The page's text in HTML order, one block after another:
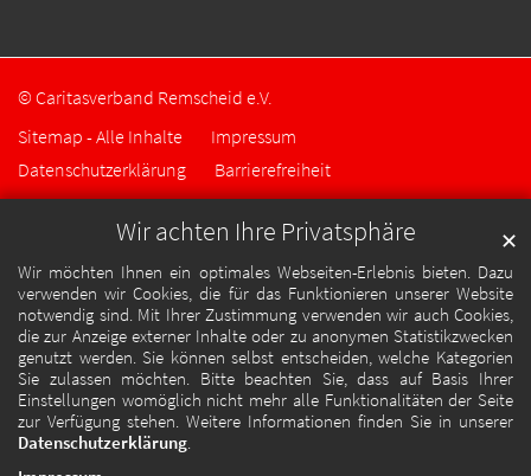
Wir achten Ihre Privatsphäre
Wir möchten Ihnen ein optimales Webseiten-Erlebnis bieten. Dazu
verwenden wir Cookies, die für das Funktionieren unserer Website
notwendig sind. Mit Ihrer Zustimmung verwenden wir auch Cookies,
die zur Anzeige externer Inhalte oder zu anonymen Statistikzwecken
genutzt werden. Sie können selbst entscheiden, welche Kategorien
Sie zulassen möchten. Bitte beachten Sie, dass auf Basis Ihrer
Einstellungen womöglich nicht mehr alle Funktionalitäten der Seite
zur Verfügung stehen. Weitere Informationen finden Sie in unserer
Datenschutzerklärung.
✕
© Caritasverband Remscheid e.V.
Sitemap - Alle Inhalte
Impressum
Datenschutzerklärung
Barrierefreiheit